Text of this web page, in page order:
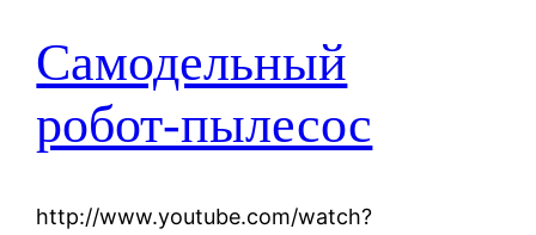
Самодельный
робот-пылесос
http://www.youtube.com/watch?